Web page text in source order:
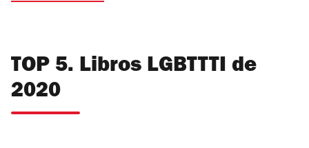
TOP 5. Libros LGBTTTI de
2020